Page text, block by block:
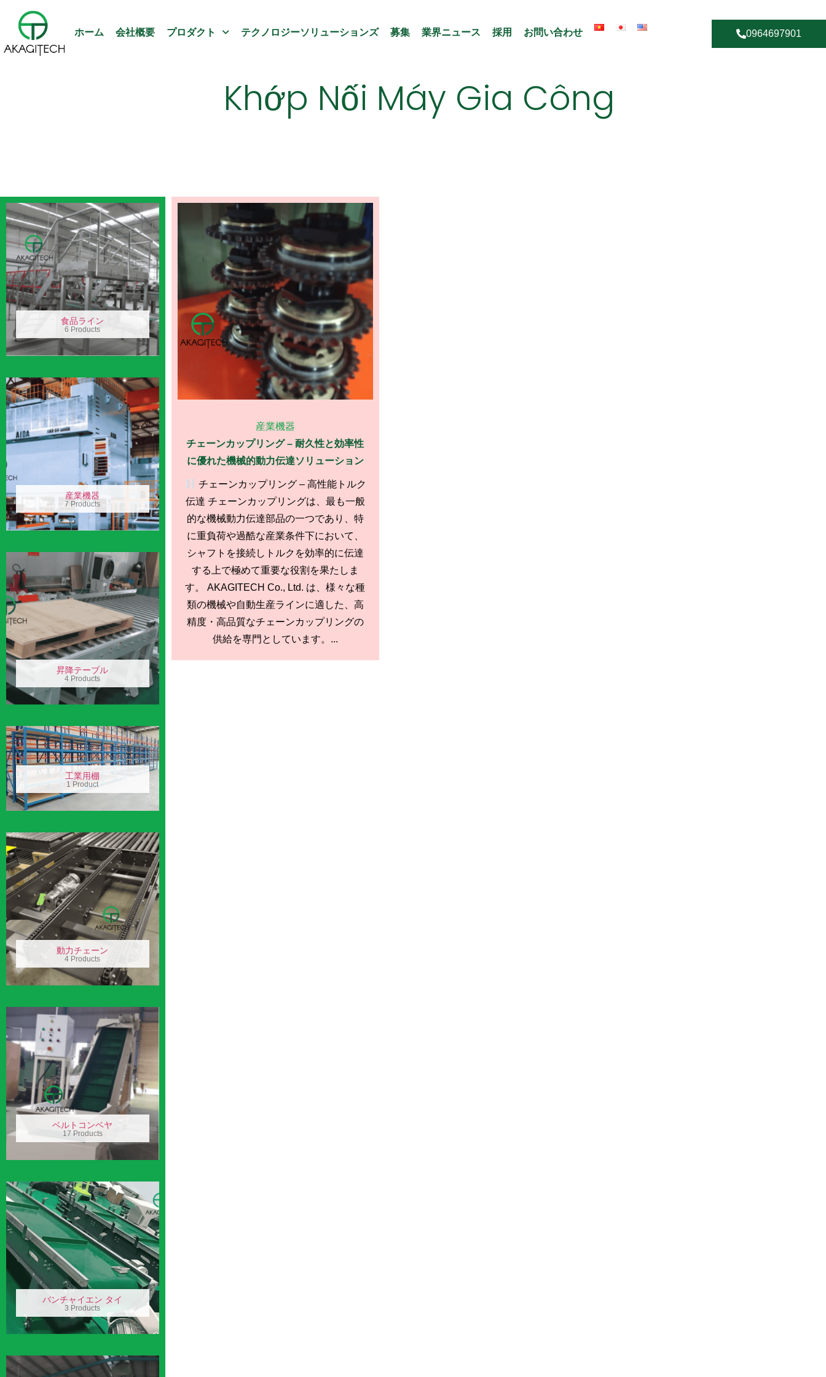
ホーム 会社概要 プロダクト テクノロジーソリューションズ 募集 業界ニュース 採用 お問い合わせ 0964697901
Khớp Nối Máy Gia Công
食品ライン
6 Products
産業機器
7 Products
昇降テーブル
4 Products
工業用棚
1 Product
動力チェーン
4 Products
ベルトコンベヤ
17 Products
バンチャイエン タイ
3 Products
産業機器
チェーンカップリング – 耐久性と効率性
に優れた機械的動力伝達ソリューション
チェーンカップリング – 高性能トルク
伝達 チェーンカップリングは、最も一般
的な機械動力伝達部品の一つであり、特
に重負荷や過酷な産業条件下において、
シャフトを接続しトルクを効率的に伝達
する上で極めて重要な役割を果たしま
す。 AKAGITECH Co., Ltd. は、様々な種
類の機械や自動生産ラインに適した、高
精度・高品質なチェーンカップリングの
供給を専門としています。...